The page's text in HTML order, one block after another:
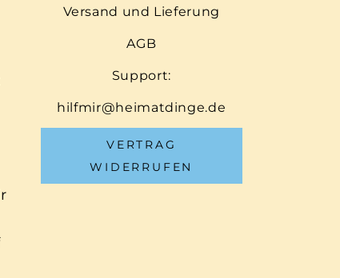
Versand und Lieferung
AGB
Support:
hilfmir@heimatdinge.de
VERTRAG
WIDERRUFEN